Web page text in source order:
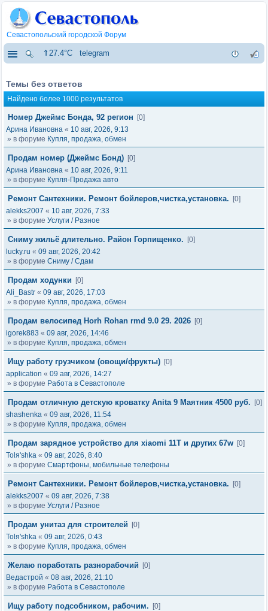
Севастопольский городской Форум
⇑27.4°C telegram
Темы без ответов
Найдено более 1000 результатов
Номер Джеймс Бонда, 92 регион
[0]
Арина Ивановна « 10 авг, 2026, 9:13
» в форуме Купля, продажа, обмен
Продам номер (Джеймс Бонд) [0]
Арина Ивановна « 10 авг, 2026, 9:11
» в форуме Купля-Продажа авто
Ремонт Сантехники. Ремонт бойлеров,чистка,установка.
[0]
alekks2007 « 10 авг, 2026, 7:33
» в форуме Услуги / Разное
Сниму жильё длительно. Район Горпищенко.
[0]
lucky.ru « 09 авг, 2026, 20:42
» в форуме Сниму / Сдам
Продам ходунки
[0]
Ali_Bastr « 09 авг, 2026, 17:03
» в форуме Купля, продажа, обмен
Продам велосипед Horh Rohan rmd 9.0 29. 2026 [0]
igorek883 « 09 авг, 2026, 14:46
» в форуме Купля, продажа, обмен
Ищу работу грузчиком (овощи/фрукты) [0]
application « 09 авг, 2026, 14:27
» в форуме Работа в Севастополе
Продам отличную детскую кроватку Anita 9 Маятник 4500 руб.
[0]
shashenka « 09 авг, 2026, 11:54
» в форуме Купля, продажа, обмен
Продам зарядное устройство для xiaomi 11T и других 67w [0]
Tolя'shka « 09 авг, 2026, 8:40
» в форуме Смартфоны, мобильные телефоны
Ремонт Сантехники. Ремонт бойлеров,чистка,установка.
[0]
alekks2007 « 09 авг, 2026, 7:38
» в форуме Услуги / Разное
Продам унитаз для строителей
[0]
Tolя'shka « 09 авг, 2026, 0:43
» в форуме Купля, продажа, обмен
Желаю поработать разнорабочий
[0]
Ведастрой « 08 авг, 2026, 21:10
» в форуме Работа в Севастополе
Ищу работу подсобником, рабочим.
[0]